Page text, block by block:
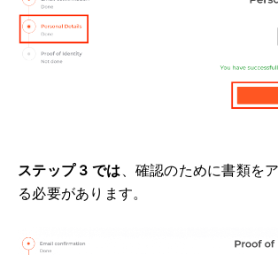
ステップ 3 では、確認のために書類を
る必要があります。